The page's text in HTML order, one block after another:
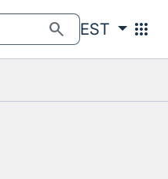
search EST apps